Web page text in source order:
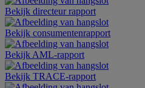
Bekijk directeur rapport
Bekijk consumentenrapport
Bekijk AML-rapport
Bekijk TRACE-rapport